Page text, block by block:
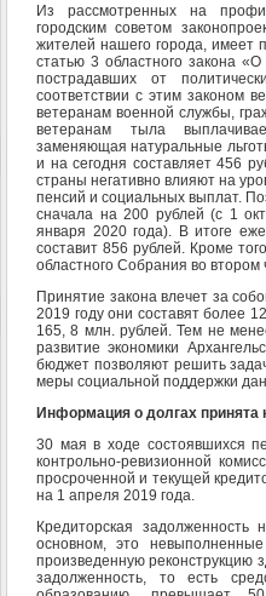
Из рассмотренных на
городским советом
жителей нашего города, имеет
статью 3 областного закона
пострадавших от
соответствии с этим законом
ветеранам военной службы,
ветеранам тыла
заменяющая натуральные
и на сегодня составляет 456
страны негативно влияют на
пенсий и социальных выплат.
сначала на 200 рублей (с 1
января 2020 года). В итоге
составит 856 рублей. Кроме
областного Собрания во
Принятие закона влечет за
2019 году они составят более
165, 8 млн. рублей. Тем не
развитие экономики
бюджет позволяют решить
меры социальной поддержки
Информация о долгах принята
30 мая в ходе состоявшихся
контрольно-ревизионной
просроченной и текущей
на 1 апреля 2019 года.
Кредиторская
основном, это
произведенную реконструкцию
задолженность, то есть